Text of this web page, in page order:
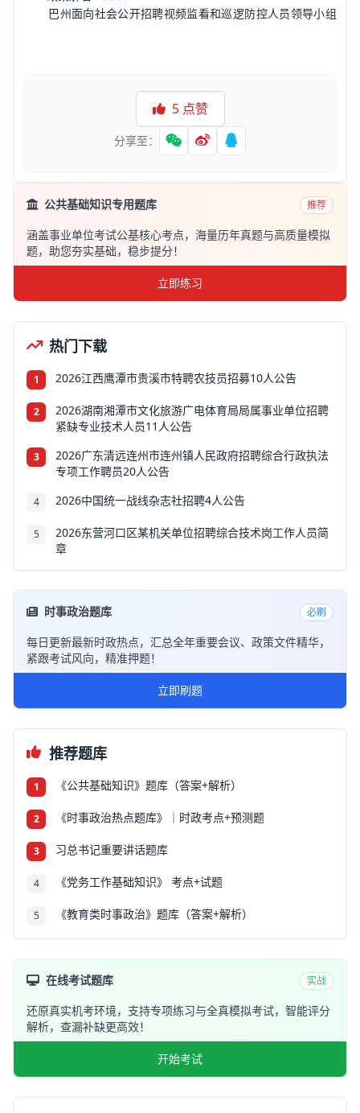
巴州面向社会公开招聘视频监看和巡逻防控人员领导小组
5 点赞
分享至：
公共基础知识专用题库 推荐
涵盖事业单位考试公基核心考点，海量历年真题与高质量模拟
题，助您夯实基础，稳步提分！
立即练习
热门下载
1 2026江西鹰潭市贵溪市特聘农技员招募10人公告
2
2026湖南湘潭市文化旅游广电体育局局属事业单位招聘
紧缺专业技术人员11人公告
3
2026广东清远连州市连州镇人民政府招聘综合行政执法
专项工作聘员20人公告
4 2026中国统一战线杂志社招聘4人公告
5
2026东营河口区某机关单位招聘综合技术岗工作人员简
章
时事政治题库 必刷
每日更新最新时政热点，汇总全年重要会议、政策文件精华，
紧跟考试风向，精准押题！
立即刷题
推荐题库
1 《公共基础知识》题库（答案+解析）
2 《时事政治热点题库》｜时政考点+预测题
3 习总书记重要讲话题库
4 《党务工作基础知识》 考点+试题
5 《教育类时事政治》题库（答案+解析）
在线考试题库 实战
还原真实机考环境，支持专项练习与全真模拟考试，智能评分
解析，查漏补缺更高效！
开始考试